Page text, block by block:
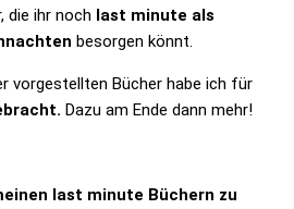
die ihr noch last minute als
besorgen könnt.
vorgestellten Bücher habe ich für
Dazu am Ende dann mehr!
last minute Büchern zu